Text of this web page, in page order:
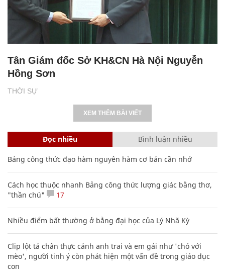
THỜI SỰ
Tân Giám đốc Sở KH&CN Hà Nội Nguyễn
Hồng Sơn
XEM THÊM BÀI VIẾT
Đọc nhiều Bình luận nhiều
Bảng công thức đạo hàm nguyên hàm cơ bản cần nhớ
Cách học thuộc nhanh Bảng công thức lượng giác bằng thơ,
"thần chú"
17
Nhiều điểm bất thường ở bằng đại học của Lý Nhã Kỳ
Clip lột tả chân thực cảnh anh trai và em gái như 'chó với
mèo', người tinh ý còn phát hiện một vấn đề trong giáo dục
con